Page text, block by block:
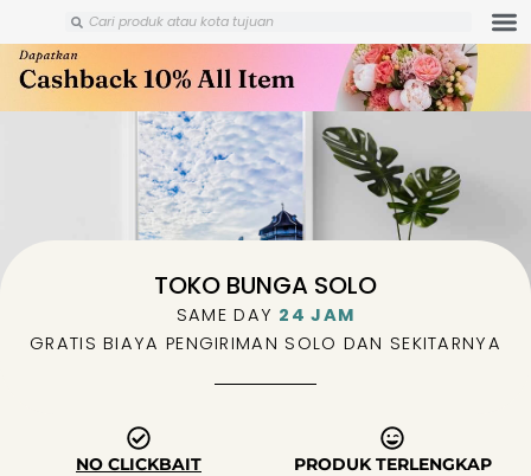
to
content
Search
Search
TOKO BUNGA SOLO
SAME DAY 24 JAM
GRATIS BIAYA PENGIRIMAN SOLO DAN SEKITARNYA
NO CLICKBAIT PRODUK TERLENGKAP